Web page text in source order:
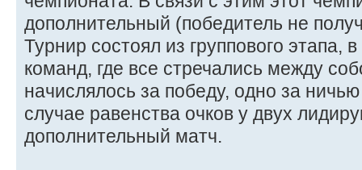
дополнительный (победитель не
Турнир состоял из группового этапа,
команд, где все стречались между
начислялось за победу, одно за
случае равенства очков у двух
дополнительный матч.